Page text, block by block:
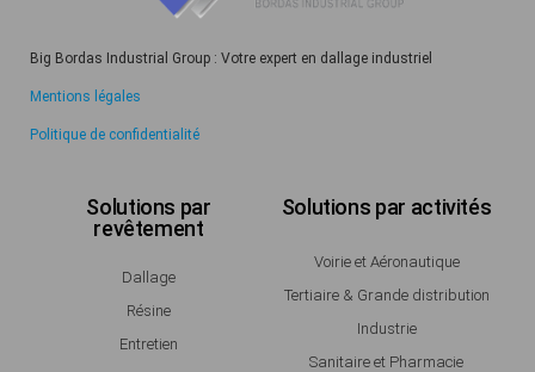
Big Bordas Industrial Group : Votre expert en dallage industriel
Mentions légales
Politique de confidentialité
Solutions par
revêtement
Dallage
Résine
Entretien
Solutions par activités
Voirie et Aéronautique
Tertiaire & Grande distribution
Industrie
Sanitaire et Pharmacie